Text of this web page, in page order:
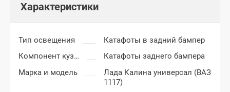
Характеристики
Тип освещения
Катафоты в задний бампер
Компонент кузова
Катафоты заднего бампера
Марка и модель
Лада Калина универсал (ВАЗ
1117)